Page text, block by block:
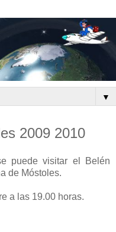
▼
2009 2010
puede visitar el Belén
de Móstoles.
a las 19.00 horas.